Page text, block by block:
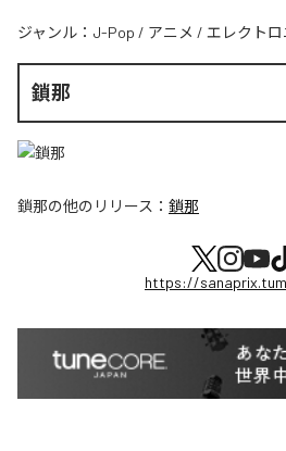
ジャンル： J-Pop / アニメ / エレクトロ
鎖那
鎖那の他のリリース： 鎖那
https://